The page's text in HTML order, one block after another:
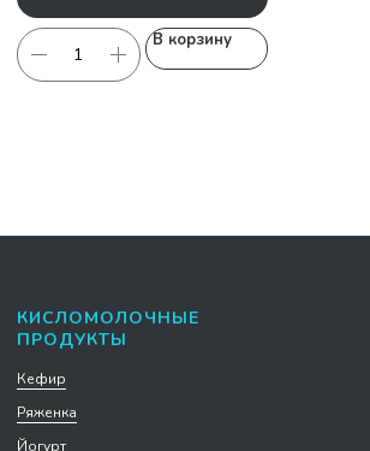
В корзину
КИСЛОМОЛОЧНЫЕ
ПРОДУКТЫ
Кефир
Ряженка
Йогурт